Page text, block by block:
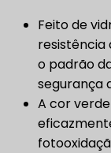
Feito de
resistência
o padrão
segurança
A cor